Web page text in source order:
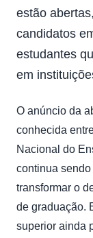
estão
candidatos
estudantes
em
O anúncio da
conhecida
Nacional do
continua
transformar o
de graduação.
superior ainda